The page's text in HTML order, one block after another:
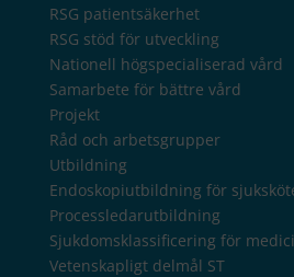
RSG patientsäkerhet
RSG stöd för utveckling
Nationell högspecialiserad vård
Samarbete för bättre vård
Projekt
Råd och arbetsgrupper
Utbildning
Endoskopiutbildning för
Processledarutbildning
Sjukdomsklassificering för
Vetenskapligt delmål ST